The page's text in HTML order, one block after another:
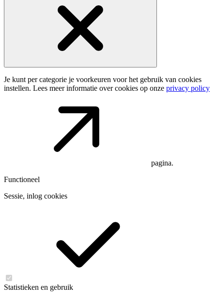
Je kunt per categorie je voorkeuren voor het gebruik van cookies
instellen. Lees meer informatie over cookies op onze privacy policy
pagina.
Functioneel
Sessie, inlog cookies
Statistieken en gebruik